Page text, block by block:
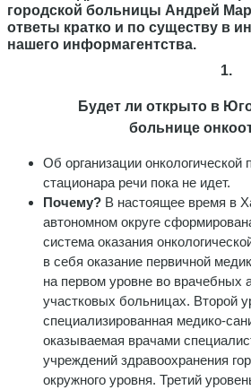
городской больницы Андрей
ответы кратко и по существу в
нашего информагентства.
1.
Будет ли открыто в
больнице
Об организации онкологической
стационара речи пока не идет.
Почему? В настоящее время в
автономном округе
система оказания
в себя оказание первичной
на первом уровне во врачебных
участковых больницах. Второй
специализированная медико-
оказываемая врачами
учреждений здравоохранения
окружного уровня. Третий